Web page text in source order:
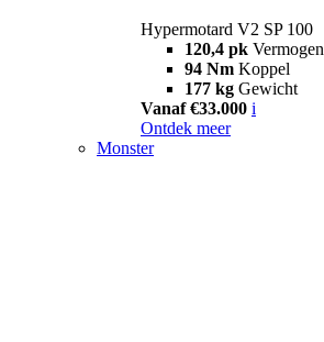
Hypermotard V2 SP 100
120,4 pk Vermogen
94 Nm Koppel
177 kg Gewicht
Vanaf €33.000 i
Ontdek meer
Monster